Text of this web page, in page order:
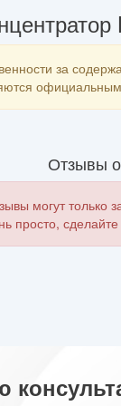
за
Отзывы
могут только
просто,